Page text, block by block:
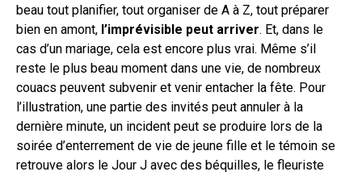
beau tout planifier, tout organiser de A à Z, tout préparer
bien en amont, l’imprévisible peut arriver. Et, dans le
cas d’un mariage, cela est encore plus vrai. Même s’il
reste le plus beau moment dans une vie, de nombreux
couacs peuvent subvenir et venir entacher la fête. Pour
l’illustration, une partie des invités peut annuler à la
dernière minute, un incident peut se produire lors de la
soirée d’enterrement de vie de jeune fille et le témoin se
retrouve alors le Jour J avec des béquilles, le fleuriste